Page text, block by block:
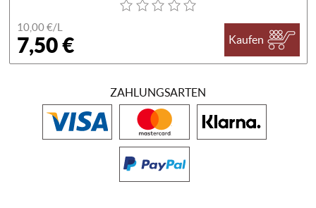
10,00 €/L
7,50 € Kaufen
ZAHLUNGSARTEN